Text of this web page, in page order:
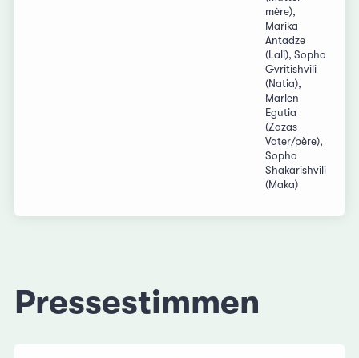
mère),
Marika
Antadze
(Lali), Sopho
Gvritishvili
(Natia),
Marlen
Egutia
(Zazas
Vater/père),
Sopho
Shakarishvili
(Maka)
Pressestimmen